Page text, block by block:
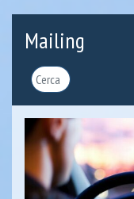
Mailing